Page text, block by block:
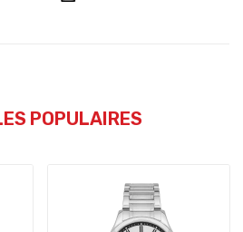
POPULAIRES